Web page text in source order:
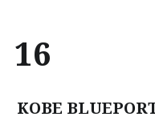
16
KOBE